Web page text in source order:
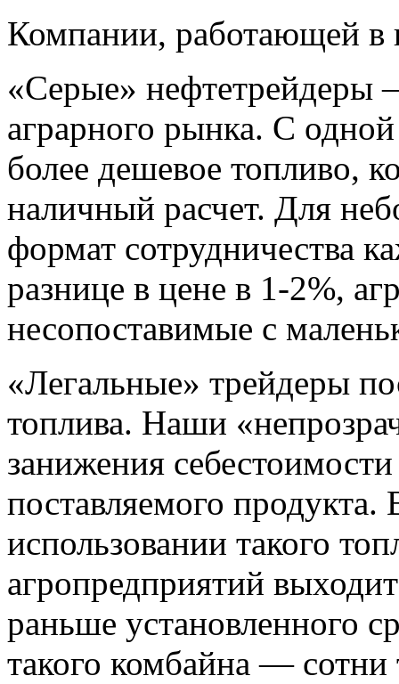
Компании, работающей в
«Серые» нефтетрейдеры
аграрного рынка. С
более дешевое топливо,
наличный расчет. Для
формат сотрудничества
разнице в цене в 1-2%,
несопоставимые с
«Легальные» трейдеры
топлива. Наши
занижения
поставляемого продукта.
использовании такого
агропредприятий
раньше установленного
такого комбайна — сотни